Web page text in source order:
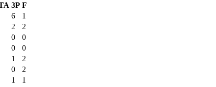
3P F
6
1
2
2
0
0
0
0
1
2
0
2
1
1